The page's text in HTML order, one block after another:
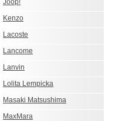
Joop!
Kenzo
Lacoste
Lancome
Lanvin
Lolita Lempicka
Masaki Matsushima
MaxMara